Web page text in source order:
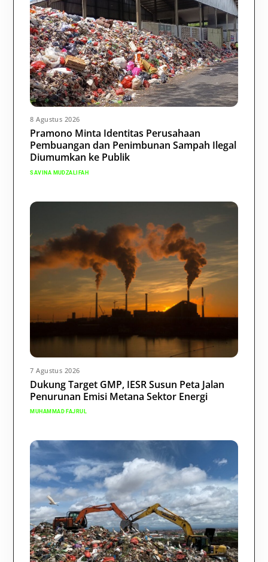
8 Agustus 2026
Pramono Minta Identitas Perusahaan
Pembuangan dan Penimbunan Sampah Ilegal
Diumumkan ke Publik
SAVINA MUDZALIFAH
7 Agustus 2026
Dukung Target GMP, IESR Susun Peta Jalan
Penurunan Emisi Metana Sektor Energi
MUHAMMAD FAJRUL